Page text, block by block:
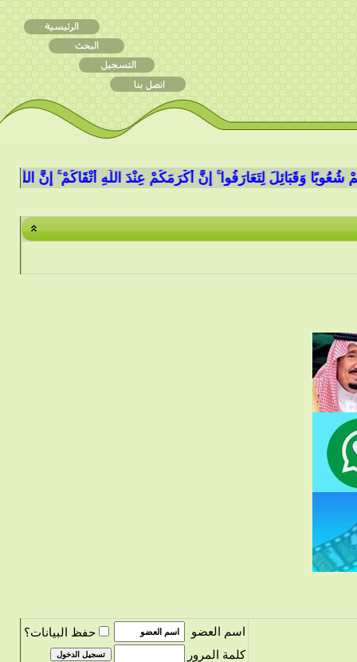
وَقَبَائِلَ لِتَعَارَفُوا ۚ إِنَّ أَكْرَمَكُمْ عِنْدَ اللَّهِ أَتْقَاكُمْ ۚ إِنَّ اللَّهَ عَلِيمٌ
اسم العضو
حفظ البيانات؟
كلمة المرور